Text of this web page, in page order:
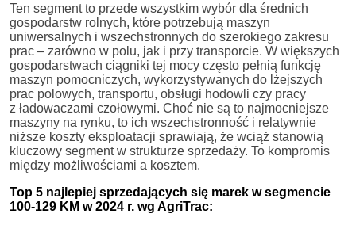
Ten segment to przede wszystkim wybór dla średnich
gospodarstw rolnych, które potrzebują maszyn
uniwersalnych i wszechstronnych do szerokiego zakresu
prac – zarówno w polu, jak i przy transporcie. W większych
gospodarstwach ciągniki tej mocy często pełnią funkcję
maszyn pomocniczych, wykorzystywanych do lżejszych
prac polowych, transportu, obsługi hodowli czy pracy
z ładowaczami czołowymi. Choć nie są to najmocniejsze
maszyny na rynku, to ich wszechstronność i relatywnie
niższe koszty eksploatacji sprawiają, że wciąż stanowią
kluczowy segment w strukturze sprzedaży. To kompromis
między możliwościami a kosztem.
Top 5 najlepiej sprzedających się marek w segmencie
100-129 KM w 2024 r. wg AgriTrac: